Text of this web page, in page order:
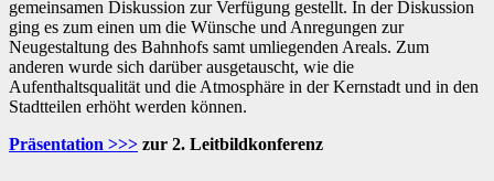
gemeinsamen Diskussion zur Verfügung gestellt. In der Diskussion
ging es zum einen um die Wünsche und Anregungen zur
Neugestaltung des Bahnhofs samt umliegenden Areals. Zum
anderen wurde sich darüber ausgetauscht, wie die
Aufenthaltsqualität und die Atmosphäre in der Kernstadt und in den
Stadtteilen erhöht werden können.
Präsentation >>> zur 2. Leitbildkonferenz